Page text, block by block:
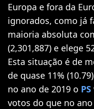
Europa e fora da
ignorados, como já
maioria absoluta
(2,301,887) e elege
Esta situação é de
de quase 11%
no ano de 2019 o PS
votos do que no